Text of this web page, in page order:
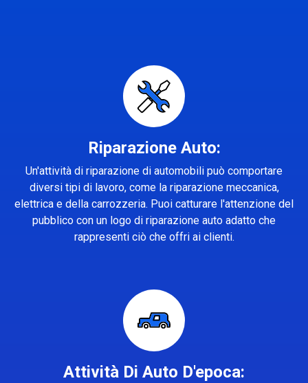
Riparazione Auto:
Un'attività di riparazione di automobili può comportare
diversi tipi di lavoro, come la riparazione meccanica,
elettrica e della carrozzeria. Puoi catturare l'attenzione del
pubblico con un logo di riparazione auto adatto che
rappresenti ciò che offri ai clienti.
Attività Di Auto D'epoca: